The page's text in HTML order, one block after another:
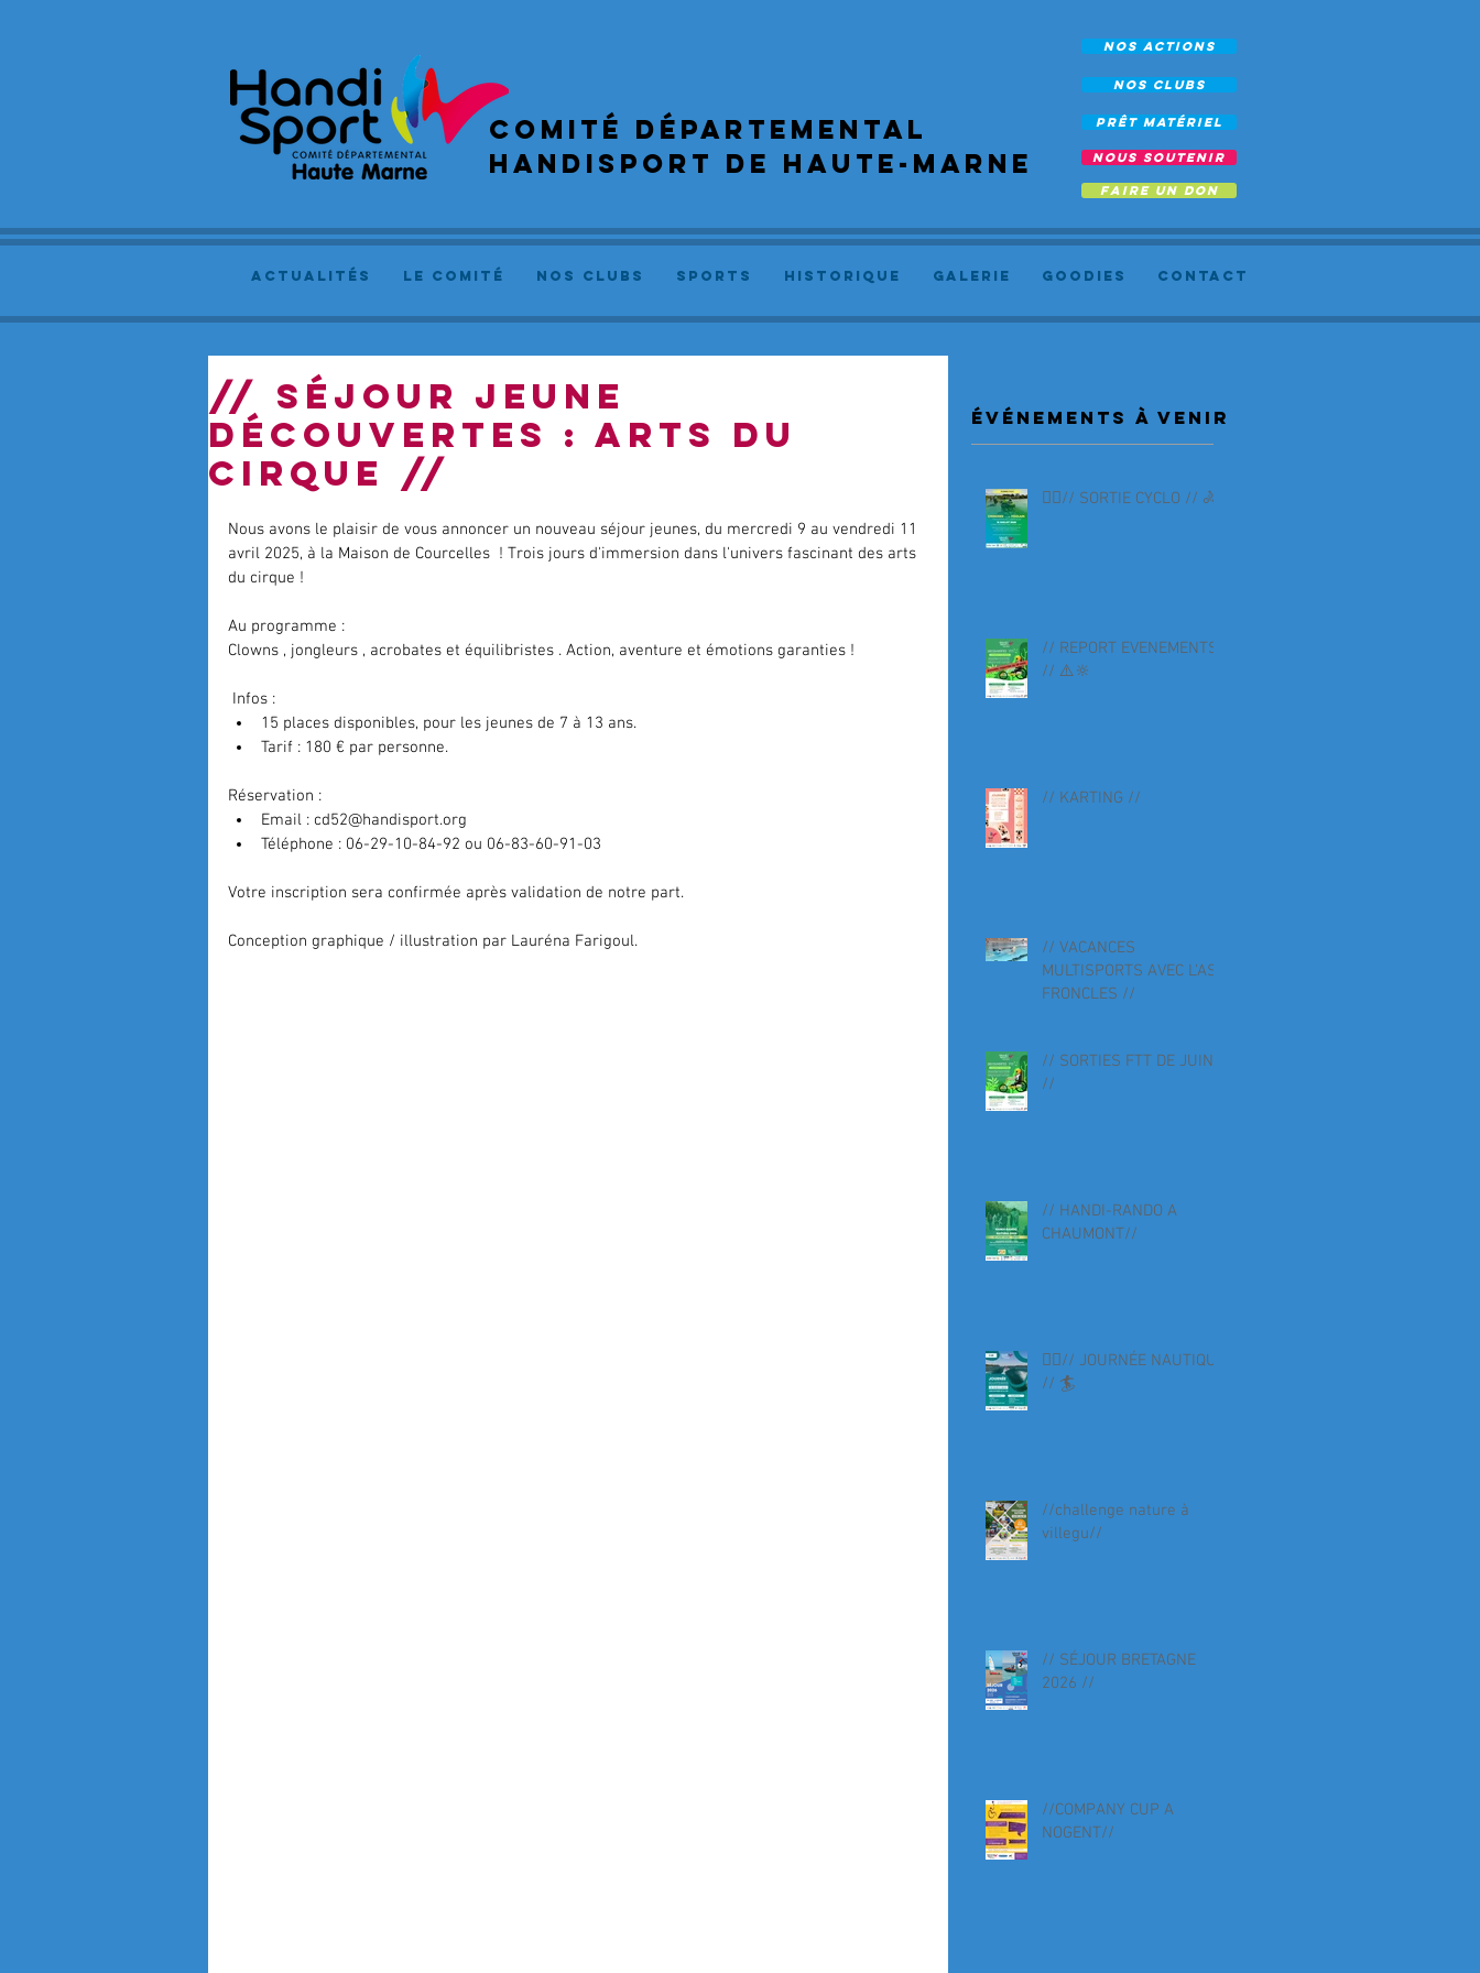
COMIté départemental
handisport de haute-marne
NOUS SOUTENIR
NOS ACTIONS
NOS CLUBS
prêt Matériel
FAIRE UN DON
actualités le comité NOS CLUBS SPORTS Historique GALERIE Goodies Contact
// SÉJOUR JEUNE
DÉCOUVERTES : ARTS DU
CIRQUE //
Nous avons le plaisir de vous annoncer un nouveau séjour jeunes, du mercredi 9 au vendredi 11
avril 2025, à la Maison de Courcelles ! Trois jours d'immersion dans l'univers fascinant des arts
du cirque !
Au programme :
Clowns , jongleurs , acrobates et équilibristes . Action, aventure et émotions garanties !
Infos :
15 places disponibles, pour les jeunes de 7 à 13 ans.
Tarif : 180 € par personne.
Réservation :
Email : cd52@handisport.org
Téléphone : 06-29-10-84-92 ou 06-83-60-91-03
Votre inscription sera confirmée après validation de notre part.
Conception graphique / illustration par Lauréna Farigoul.
événements à venir
🚴‍♀️// SORTIE CYCLO // 🚴
// REPORT EVENEMENTS
// ⚠️🔆
// KARTING //
// VACANCES
MULTISPORTS AVEC L'AS
FRONCLES //
// SORTIES FTT DE JUIN
//
// HANDI-RANDO A
CHAUMONT//
🏄‍♀️// JOURNÉE NAUTIQUE
// 🏄
//challenge nature à
villegu//
// SÉJOUR BRETAGNE
2026 //
//COMPANY CUP A
NOGENT//